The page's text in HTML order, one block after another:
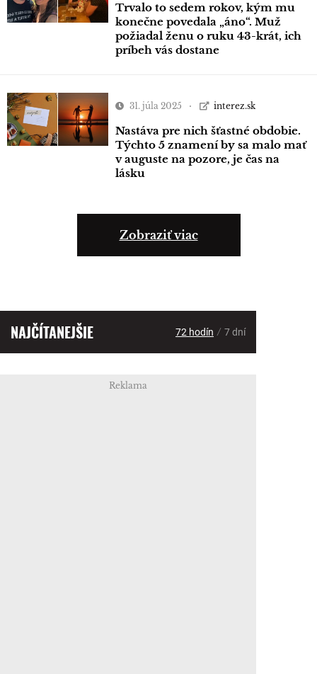
Trvalo to sedem rokov, kým mu
konečne povedala „áno“. Muž
požiadal ženu o ruku 43-krát, ich
príbeh vás dostane
31. júla 2025 interez.sk
Nastáva pre nich šťastné obdobie.
Týchto 5 znamení by sa malo mať
v auguste na pozore, je čas na
lásku
Zobraziť viac
NAJČÍTANEJŠIE 72 hodín / 7 dní
Reklama